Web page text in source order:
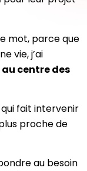
mot, parce que
vie, j’ai
centre des
fait intervenir
proche de
au besoin